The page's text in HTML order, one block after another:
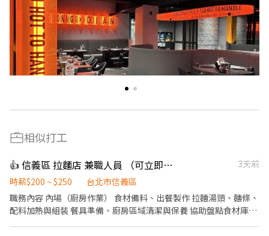
相似打工
👍 信義區 拉麵店 兼職人員 （可立即上工）
3天前
時薪$200 ~ $250
台北市信義區
職務內容 內場（廚房作業） 食材備料、出餐製作 拉麵湯頭、麵條、
配料加熱與組裝 餐具準備、廚房區域清潔與保養 協助盤點食材庫存